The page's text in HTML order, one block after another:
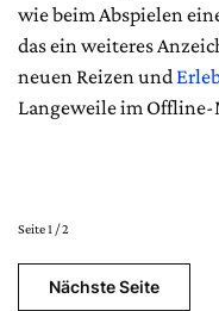
wie beim Abspielen
das ein weiteres
neuen Reizen und
Langeweile im Offline-
Seite 1 / 2
Nächste Seite